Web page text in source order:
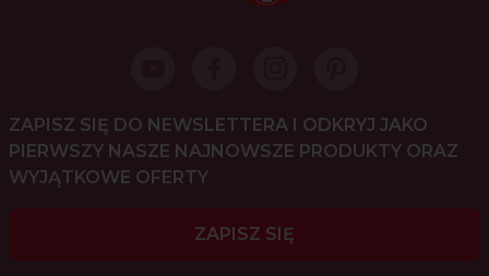
ZAPISZ SIĘ DO NEWSLETTERA I ODKRYJ JAKO
PIERWSZY NASZE NAJNOWSZE PRODUKTY ORAZ
WYJĄTKOWE OFERTY
ZAPISZ SIĘ